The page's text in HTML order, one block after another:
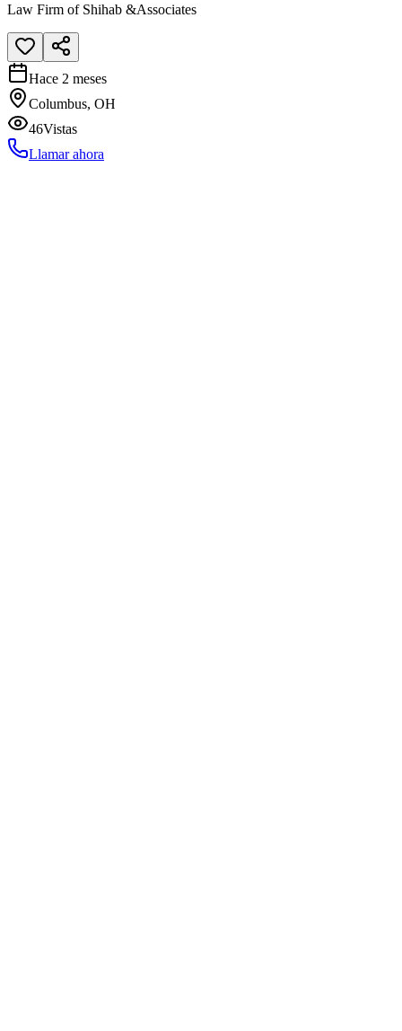
Law Firm of Shihab &Associates
Hace 2 meses
Columbus, OH
46Vistas
Llamar ahora